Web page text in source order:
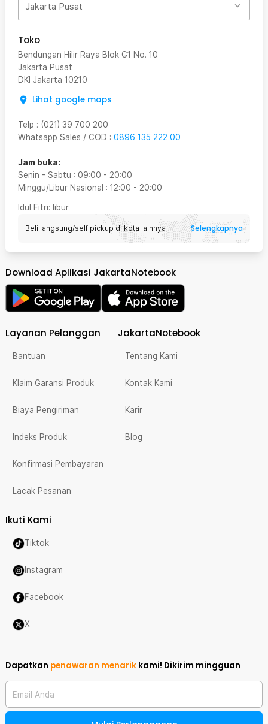
Jakarta Pusat
Toko
Bendungan Hilir Raya Blok G1 No. 10
Jakarta Pusat
DKI Jakarta 10210
Lihat google maps
Telp : (021) 39 700 200
Whatsapp Sales / COD : 0896 135 222 00
Jam buka:
Senin - Sabtu : 09:00 - 20:00
Minggu/Libur Nasional : 12:00 - 20:00
Idul Fitri: libur
Beli langsung/self pickup di kota lainnya Selengkapnya
Download Aplikasi JakartaNotebook
Layanan Pelanggan
Bantuan
Klaim Garansi Produk
Biaya Pengiriman
Indeks Produk
Konfirmasi Pembayaran
Lacak Pesanan
JakartaNotebook
Tentang Kami
Kontak Kami
Karir
Blog
Ikuti Kami
Tiktok
Instagram
Facebook
X
Dapatkan penawaran menarik kami! Dikirim mingguan
Email Anda